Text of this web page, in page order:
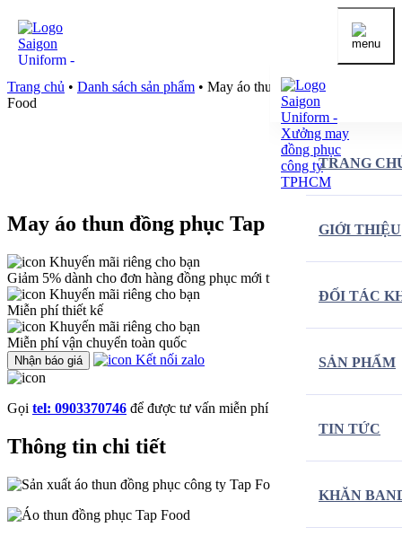
TRANG
GIỚI THIỆU
ĐỐI TÁC
SẢN PHẨM
TIN TỨC
KHĂN
Trang chủ • Danh sách sản phẩm • May áo thun đồng phục Tap
Food
May áo thun đồng phục Tap Food
Khuyến mãi riêng cho bạn
Giảm 5% dành cho đơn hàng đồng phục mới từ 10 triệu đồng.
Khuyến mãi riêng cho bạn
Miễn phí thiết kế
Khuyến mãi riêng cho bạn
Miễn phí vận chuyển toàn quốc
Nhận báo giá Kết nối zalo
Gọi tel: 0903370746 để được tư vấn miễn phí
Thông tin chi tiết
—————